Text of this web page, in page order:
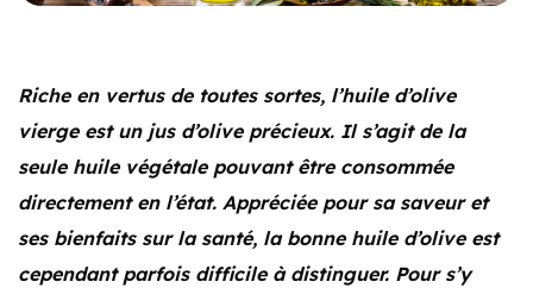
Riche en vertus de toutes sortes, l’huile d’olive
vierge est un jus d’olive précieux. Il s’agit de la
seule huile végétale pouvant être consommée
directement en l’état. Appréciée pour sa saveur et
ses bienfaits sur la santé, la bonne huile d’olive est
cependant parfois difficile à distinguer. Pour s’y